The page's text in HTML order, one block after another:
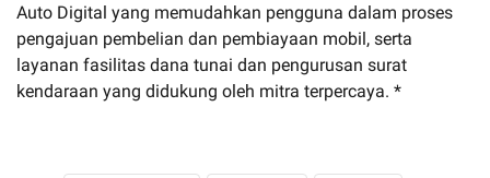
Auto Digital yang memudahkan pengguna dalam proses
pengajuan pembelian dan pembiayaan mobil, serta
layanan fasilitas dana tunai dan pengurusan surat
kendaraan yang didukung oleh mitra terpercaya. *